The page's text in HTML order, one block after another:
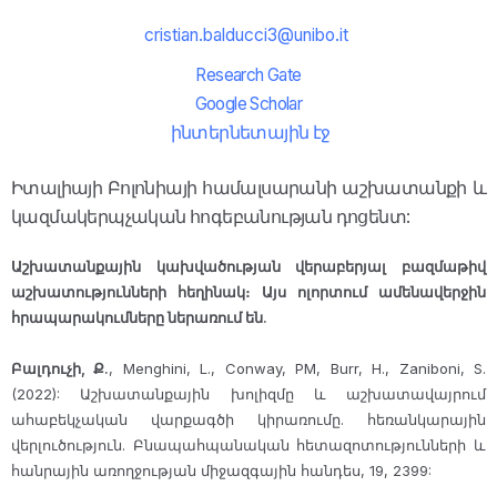
cristian.balducci3@unibo.it
Research Gate
Google Scholar
ինտերնետային էջ
Իտալիայի Բոլոնիայի համալսարանի աշխատանքի և
կազմակերպչական հոգեբանության դոցենտ:
Աշխատանքային կախվածության վերաբերյալ բազմաթիվ
աշխատությունների հեղինակ։ Այս ոլորտում ամենավերջին
հրապարակումները ներառում են.
Բալդուչի, Ք., Menghini, L., Conway, PM, Burr, H., Zaniboni, S.
(2022): Աշխատանքային խոլիզմը և աշխատավայրում
ահաբեկչական վարքագծի կիրառումը. հեռանկարային
վերլուծություն. Բնապահպանական հետազոտությունների և
հանրային առողջության միջազգային հանդես, 19, 2399: